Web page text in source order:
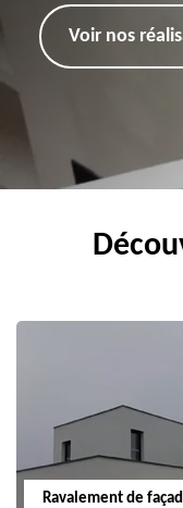
Voir nos
Ravalement de